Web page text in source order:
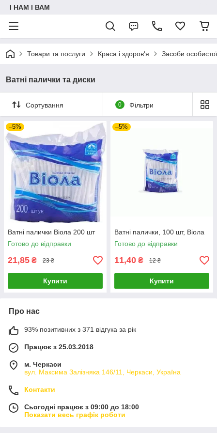
I НАМ I ВАМ
Товари та послуги Краса і здоров'я Засоби особистої
Ватні палички та диски
Сортування 0 Фільтри
–5%
Ватні палички Віола 200 шт
Готово до відправки
21,85 ₴ 23 ₴
Купити
–5%
Ватні палички, 100 шт, Віола
Готово до відправки
11,40 ₴ 12 ₴
Купити
Про нас
93% позитивних з 371 відгука за рік
Працює з 25.03.2018
м. Черкаси
вул. Максима Залізняка 146/11, Черкаси, Україна
Контакти
Сьогодні працює з 09:00 до 18:00
Показати весь графік роботи